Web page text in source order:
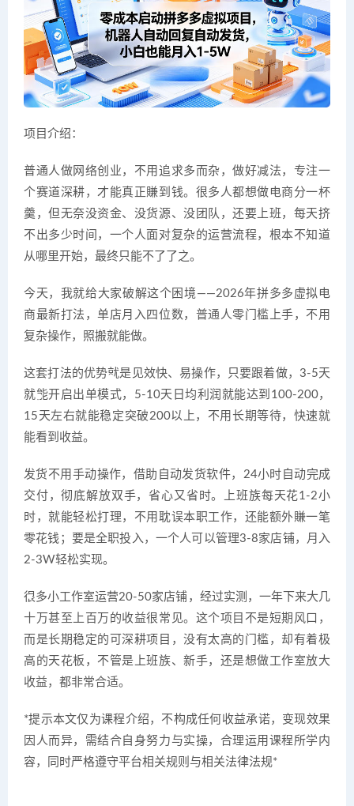
项目介绍：
普通人做网络创业，不用追求多而杂，做好减法，专注一
个赛道深耕，才能真正賺到钱。很多人都想做电商分一杯
羹，但无奈没资金、没货源、没团队，还要上班，每天挤
不出多少时间，一个人面对复杂的运营流程，根本不知道
从哪里开始，最终只能不了了之。
今天，我就给大家破解这个困境——2026年拼多多虚拟电
商最新打法，单店月入四位数，普通人零门槛上手，不用
复杂操作，照搬就能做。
这套打法的优势就是见效快、易操作，只要跟着做，3-5天
就能开启出单模式，5-10天日均利润就能达到100-200，
15天左右就能稳定突破200以上，不用长期等待，快速就
能看到收益。
发货不用手动操作，借助自动发货软件，24小时自动完成
交付，彻底解放双手，省心又省时。上班族每天花1-2小
时，就能轻松打理，不用耽误本职工作，还能额外賺一笔
零花钱；要是全职投入，一个人可以管理3-8家店铺，月入
2-3W轻松实现。
很多小工作室运营20-50家店铺，经过实测，一年下来大几
十万甚至上百万的收益很常见。这个项目不是短期风口，
而是长期稳定的可深耕项目，没有太高的门槛，却有着极
高的天花板，不管是上班族、新手，还是想做工作室放大
收益，都非常合适。
*提示本文仅为课程介绍，不构成任何收益承诺，变现效果
因人而异，需结合自身努力与实操，合理运用课程所学内
容，同时严格遵守平台相关规则与相关法律法规*